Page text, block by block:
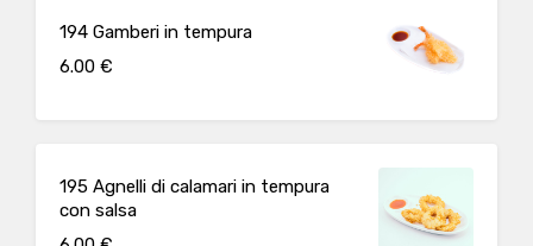
194 Gamberi in tempura
6.00 €
195 Agnelli di calamari in tempura
con salsa